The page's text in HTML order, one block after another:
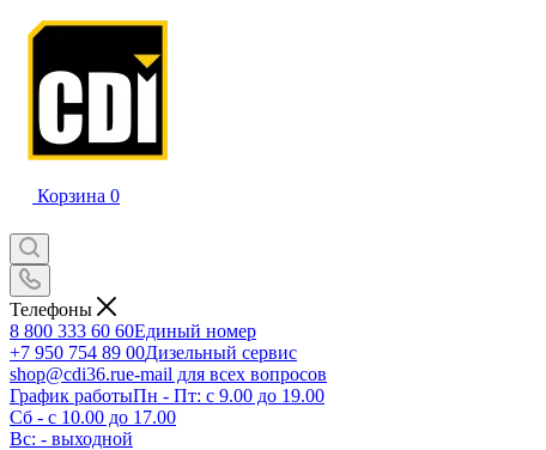
Корзина 0
Телефоны
8 800 333 60 60Единый номер
+7 950 754 89 00Дизельный сервис
shop@cdi36.rue-mail для всех вопросов
График работыПн - Пт: с 9.00 до 19.00
Сб - с 10.00 до 17.00
Вс: - выходной